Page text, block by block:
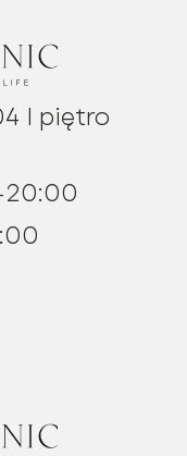
I piętro
20:00